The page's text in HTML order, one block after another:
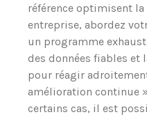
référence optimisent
entreprise, abordez
un programme
des données fiables et
pour réagir
amélioration continue
certains cas, il est